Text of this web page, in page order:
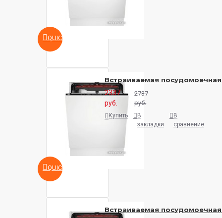
QUICKVIEW
QUICKVIEW
Встраиваемая
2337
руб.
2737
руб.
Купить
В
закладки
В
сравнение
Встраиваемая